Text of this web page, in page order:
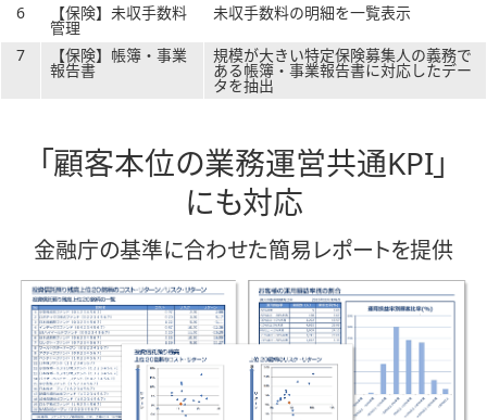
6
【保険】未収手数料
管理
未収手数料の明細を一覧表示
7 【保険】帳簿・事業
報告書
規模が大きい特定保険募集人の義務で
ある帳簿・事業報告書に対応したデー
タを抽出
「顧客本位の業務運営共通KPI」
にも対応
金融庁の基準に合わせた簡易レポートを提供